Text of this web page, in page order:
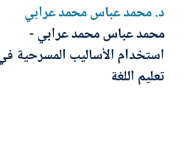
د. محمد عباس محمد عرابي
محمد عباس محمد عرابي -
استخدام الأساليب المسرحية
تعليم اللغة